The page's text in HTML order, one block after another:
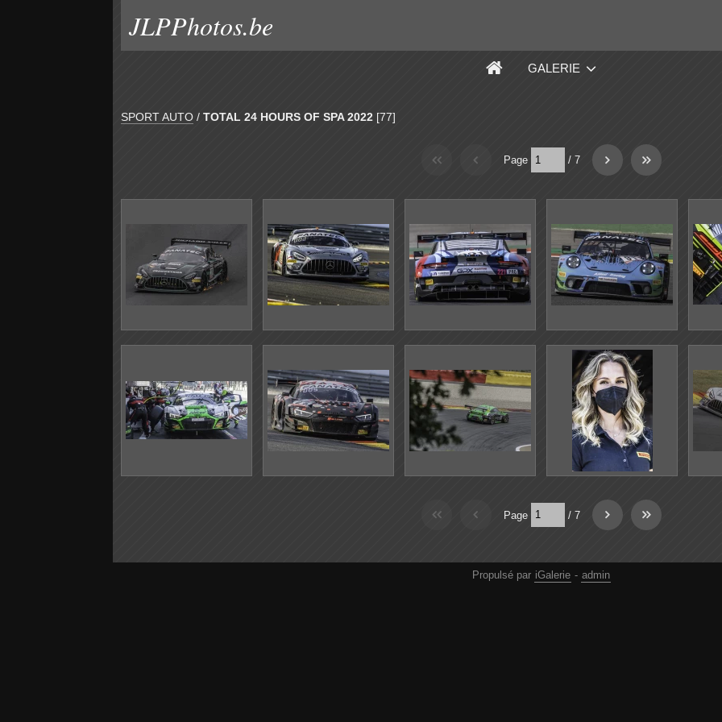
JLPPhotos.be
GALERIE
SPORT AUTO / TOTAL 24 HOURS OF SPA 2022 [77]
Page / 7
Page / 7
Propulsé par iGalerie - admin